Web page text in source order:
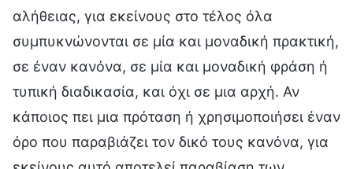
αλήθειας, για εκείνους στο τέλος όλα
συμπυκνώνονται σε μία και μοναδική πρακτική,
σε έναν κανόνα, σε μία και μοναδική φράση ή
τυπική διαδικασία, και όχι σε μια αρχή. Αν
κάποιος πει μια πρόταση ή χρησιμοποιήσει έναν
όρο που παραβιάζει τον δικό τους κανόνα, για